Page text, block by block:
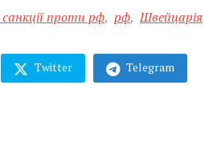
санкції проти рф, рф, Швейцарія
Twitter Telegram